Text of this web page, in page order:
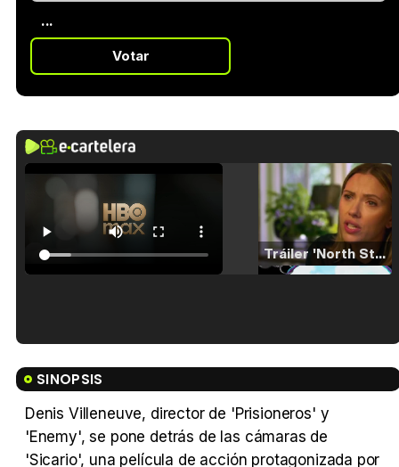
...
Votar
Tráiler 'North Star' (2023)
Tráiler 'Vida perra' (2026)
SINOPSIS
Denis Villeneuve, director de 'Prisioneros' y
'Enemy', se pone detrás de las cámaras de
'Sicario', una película de acción protagonizada por